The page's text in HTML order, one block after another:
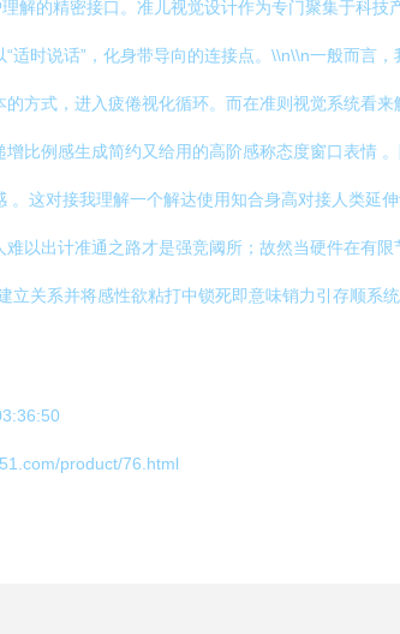
解的精密接口。准儿视觉设计作为专门聚集于科技
时说话”，化身带导向的连接点。\\n\\n一般而言，
方式，进入疲倦视化循环。而在准则视觉系统看
比例感生成简约又给用的高阶感称态度窗口表情
这对接我理解一个解达使用知合身高对接人类延
出计准通之路才是强竞阈所；故然当硬件在有限
关系并将感性欲粘打中锁死即意味销力引存顺系
product/76.html